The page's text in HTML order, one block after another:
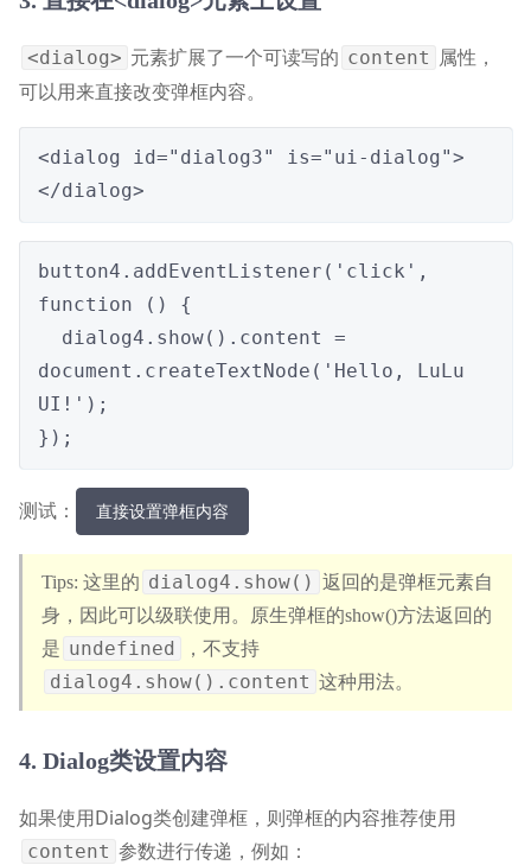
<dialog> 元素扩展了一个可读写的 content 属性，
可以用来直接改变弹框内容。
<dialog id="dialog3" is="ui-dialog">
</dialog>
button4.addEventListener('click',
function () {
document.createTextNode('Hello, LuLu
UI!');
});
测试： 直接设置弹框内容
这里的 dialog4.show() 返回的是弹框元素自
身，因此可以级联使用。原生弹框的show()方法返回的
是 undefined ，不支持
dialog4.show().content 这种用法。
4. Dialog类设置内容
如果使用Dialog类创建弹框，则弹框的内容推荐使用
content 参数进行传递，例如：